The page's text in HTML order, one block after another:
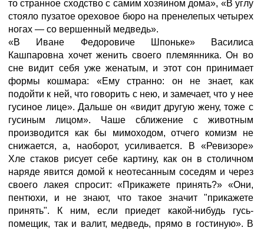
то странное сходство с самим хозяином дома», «В углу
стояло пузатое ореховое бюро на пренелепых четырех
ногах — со вершенный медведь».
«В Иване Федоровиче Шпоньке» Василиса
Кашпаровна хочет женить своего племянника. Он во
сне видит себя уже женатым, и этот сон принимает
формы кошмара: «Ему странно: он не знает, как
подойти к ней, что говорить с нею, и замечает, что у нее
гусиное лице». Дальше он «видит другую жену, тоже с
гусиным лицом». Чаше сближение с животным
производится как бы мимоходом, отчего комизм не
снижается, а, наоборот, усиливается. В «Ревизоре»
Хле стаков рисует себе картину, как он в столичном
наряде явится домой к неотесанным соседям и через
своего лакея спросит: «Прикажете принять?» «Они,
пентюхи, и не знают, что такое значит "прикажете
принять". К ним, если приедет какой-нибудь гусь-
помещик, так и валит, медведь, прямо в гостиную». В